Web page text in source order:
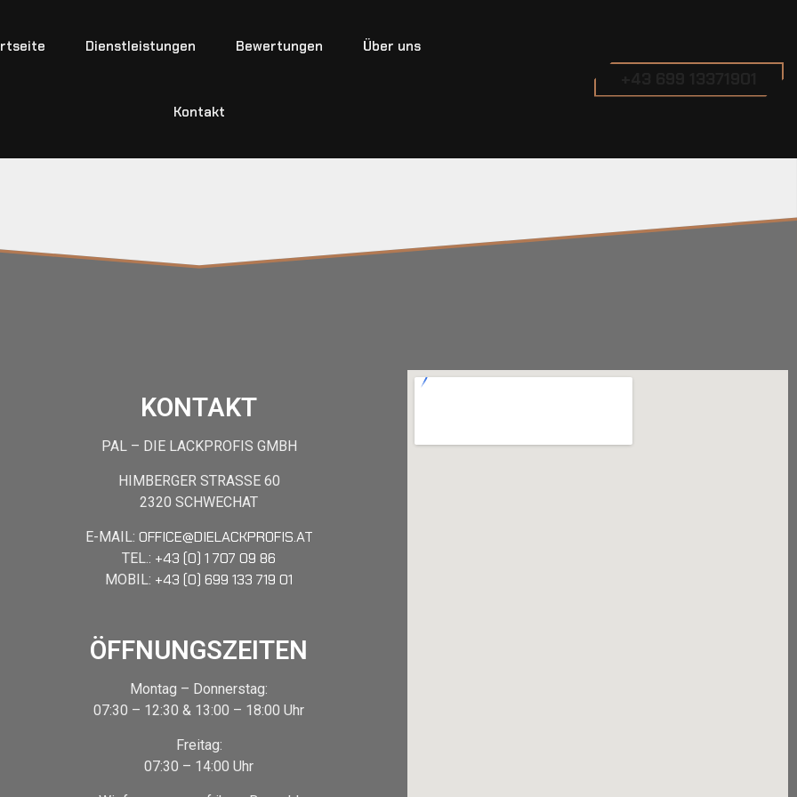
Dienstleistungen Bewertungen Über uns
Kontakt
KONTAKT
PAL – DIE LACKPROFIS GMBH
HIMBERGER STRASSE 60
2320 SCHWECHAT
E-MAIL: OFFICE@DIELACKPROFIS.AT
TEL.: +43 (0) 1 707 09 86
MOBIL: +43 (0) 699 133 719 01
ÖFFNUNGSZEITEN
Montag – Donnerstag:
07:30 – 12:30 & 13:00 – 18:00 Uhr
Freitag:
07:30 – 14:00 Uhr